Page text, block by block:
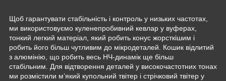
Щоб гарантувати стабільність і контроль у низьких частотах,
ми використовуємо куленепробивний кевлар у вуферах,
тонкий легкий матеріал, який робить конус жорсткішим і
робить його більш чутливим до мікродеталей. Кошик відлитий
з алюмінію, що робить весь НЧ-динамік ще більш
стабільним. Для відтворення деталей у високочастотних тонах
ми розмістили м’який купольний твітер і стрічковий твітер у